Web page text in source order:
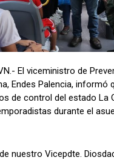
El viceministro de
Endes Palencia, informó
de control del estado La
durante el
nuestro Vicepdte.